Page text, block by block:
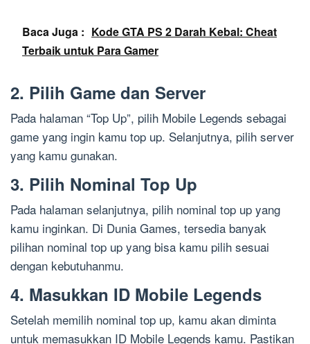
Baca Juga : Kode GTA PS 2 Darah Kebal: Cheat
Terbaik untuk Para Gamer
2. Pilih Game dan Server
Pada halaman “Top Up”, pilih Mobile Legends sebagai
game yang ingin kamu top up. Selanjutnya, pilih server
yang kamu gunakan.
3. Pilih Nominal Top Up
Pada halaman selanjutnya, pilih nominal top up yang
kamu inginkan. Di Dunia Games, tersedia banyak
pilihan nominal top up yang bisa kamu pilih sesuai
dengan kebutuhanmu.
4. Masukkan ID Mobile Legends
Setelah memilih nominal top up, kamu akan diminta
untuk memasukkan ID Mobile Legends kamu. Pastikan